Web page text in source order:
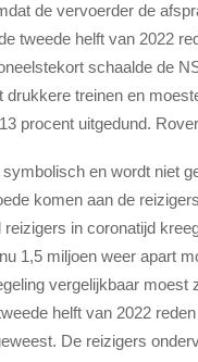
de vervoerder de
tweede helft van 2022
schaalde de
drukkere treinen en
procent uitgedund.
symbolisch en wordt niet
komen aan de
reizigers in coronatijd
1,5 miljoen weer apart
vergelijkbaar
helft van 2022
De reizigers